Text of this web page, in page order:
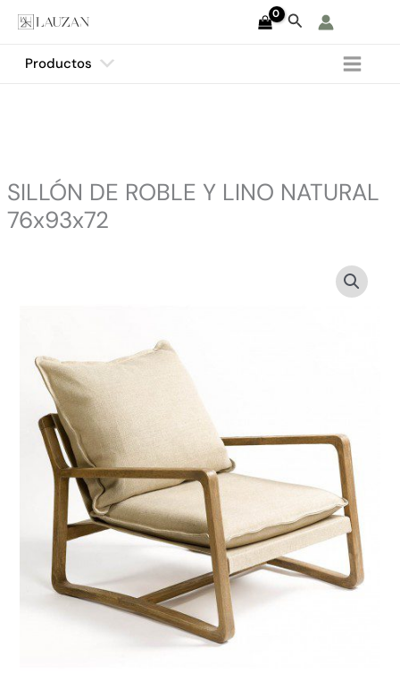
Buscar
Productos
SILLÓN DE ROBLE Y LINO NATURAL
76x93x72